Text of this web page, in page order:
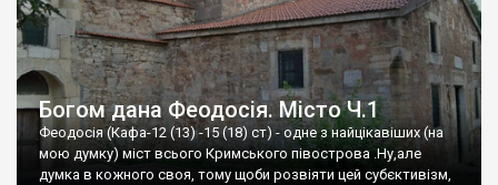
Богом дана Феодосія. Місто Ч.1
Феодосія (Кафа-12 (13) -15 (18) ст) - одне з найцікавіших (на
мою думку) міст всього Кримського півострова .Ну,але
думка в кожного своя, тому щоби розвіяти цей субєктивізм,